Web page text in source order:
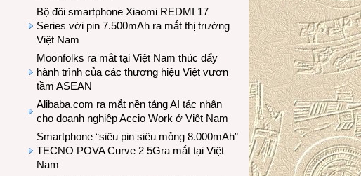
Bộ đôi smartphone Xiaomi REDMI 17
Series với pin 7.500mAh ra mắt thị trường
Việt Nam
Moonfolks ra mắt tại Việt Nam thúc đẩy
hành trình của các thương hiệu Việt vươn
tầm ASEAN
Alibaba.com ra mắt nền tảng AI tác nhân
cho doanh nghiệp Accio Work ở Việt Nam
Smartphone “siêu pin siêu mỏng 8.000mAh”
TECNO POVA Curve 2 5Gra mắt tại Việt
Nam